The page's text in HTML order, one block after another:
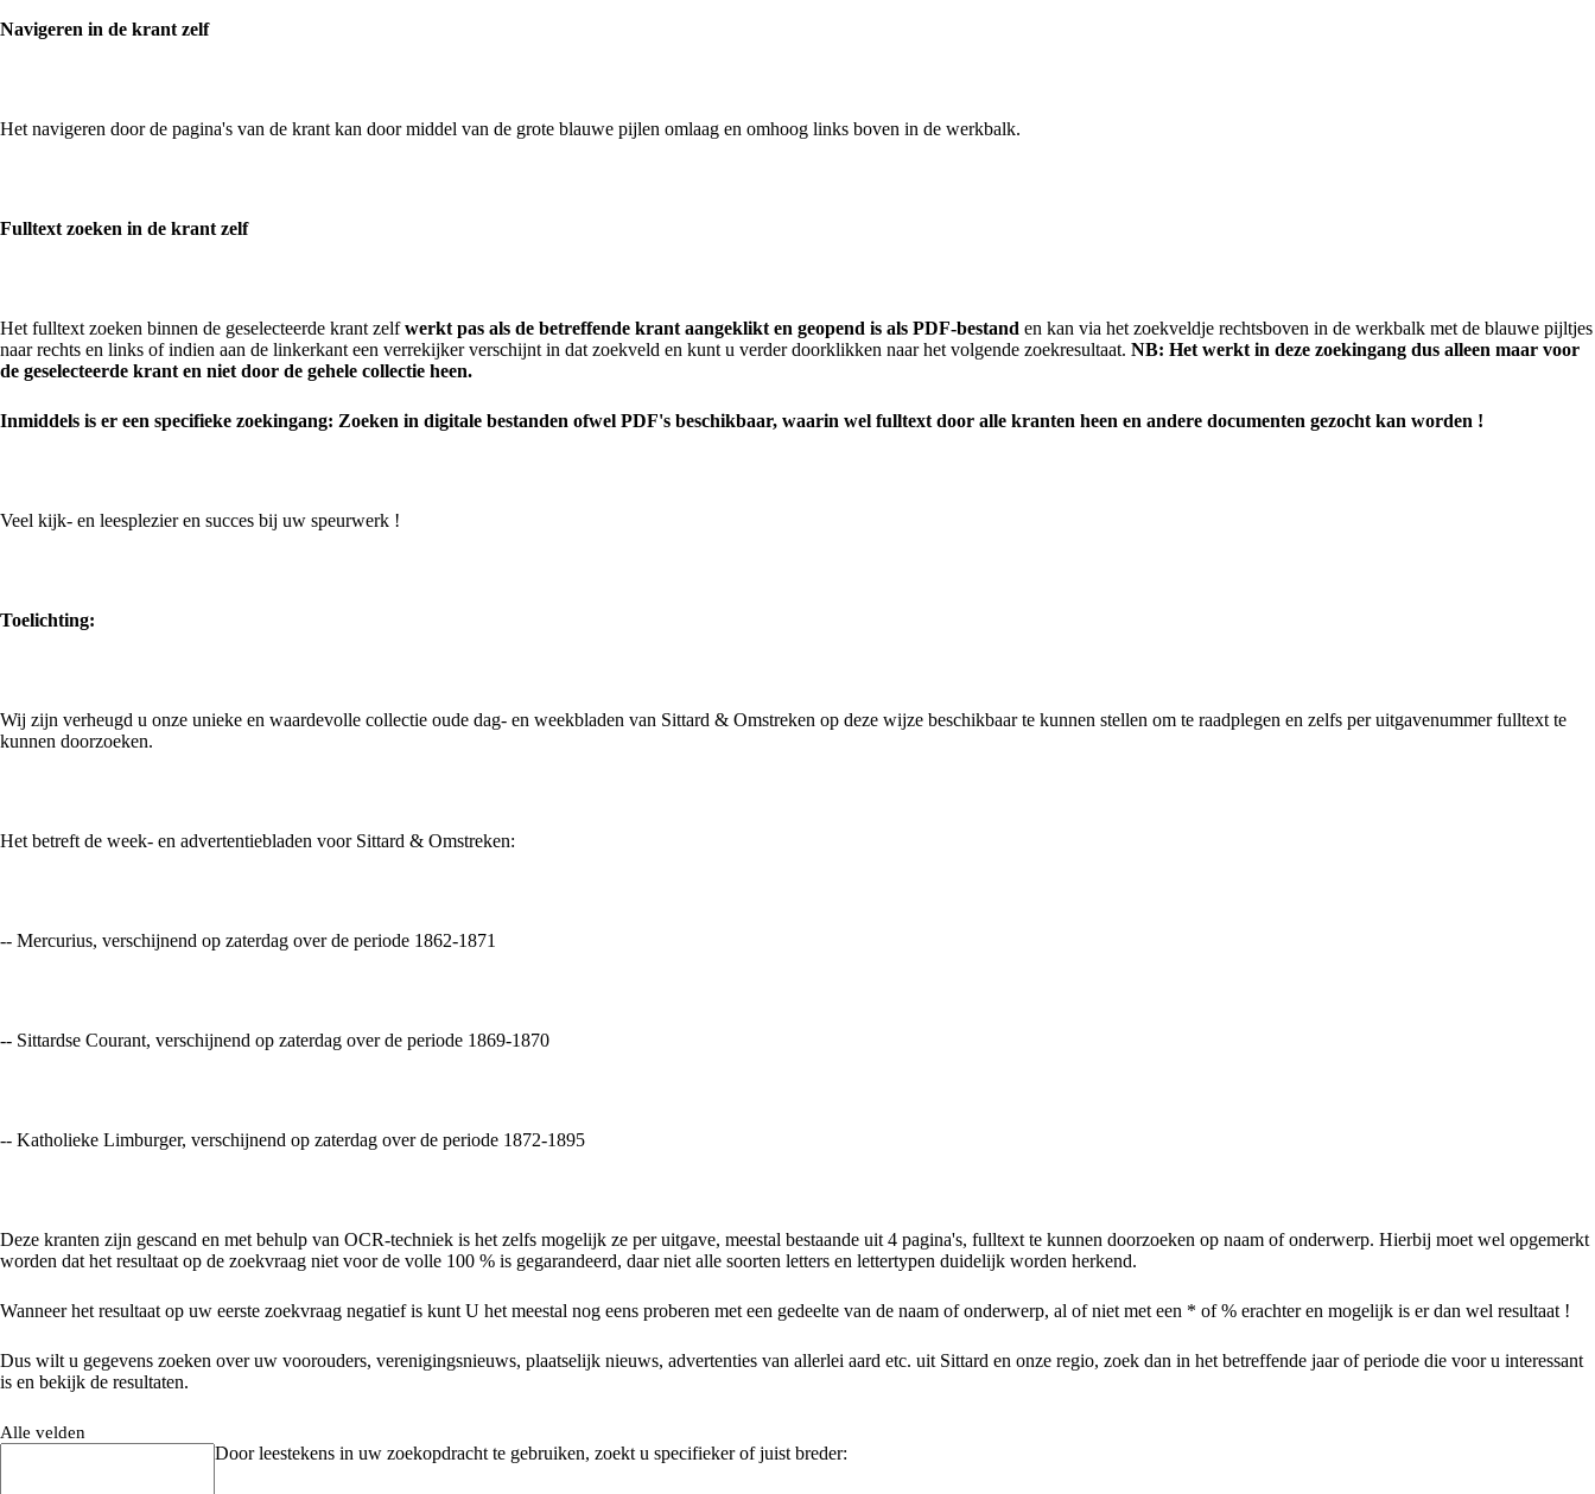
Navigeren in de krant zelf
Het navigeren door de pagina's van de krant kan door middel van de grote blauwe pijlen omlaag en omhoog links boven in de werkbalk.
Fulltext zoeken in de krant zelf
Het fulltext zoeken binnen de geselecteerde krant zelfwerkt pas als de betreffende krant aangeklikt en geopend is als PDF-bestand en kan via het zoekveldje rechtsboven in de werkbalk met de blauwe pijltjes
naar rechts en links of indien aan de linkerkant een verrekijker verschijnt in dat zoekveld en kunt u verder doorklikken naar het volgende zoekresultaat. NB: Het werkt in deze zoekingang dus alleen maar voor
de geselecteerde krant en niet door de gehele collectie heen.
Inmiddels is er een specifieke zoekingang: Zoeken in digitale bestanden ofwel PDF's beschikbaar, waarin wel fulltext door alle kranten heen en andere documenten gezocht kan worden !
Veel kijk- en leesplezier en succes bij uw speurwerk !
Toelichting:
Wij zijn verheugd u onze unieke en waardevolle collectie oude dag- en weekbladen van Sittard & Omstreken op deze wijze beschikbaar te kunnen stellen om te raadplegen en zelfs per uitgavenummer fulltext te
kunnen doorzoeken.
Het betreft de week- en advertentiebladen voor Sittard & Omstreken:
-- Mercurius, verschijnend op zaterdag over de periode 1862-1871
-- Sittardse Courant, verschijnend op zaterdag over de periode 1869-1870
-- Katholieke Limburger, verschijnend op zaterdag over de periode 1872-1895
Deze kranten zijn gescand en met behulp van OCR-techniek is het zelfs mogelijk ze per uitgave, meestal bestaande uit 4 pagina's, fulltext te kunnen doorzoeken op naam of onderwerp. Hierbij moet wel opgemerkt
worden dat het resultaat op de zoekvraag niet voor de volle 100 % is gegarandeerd, daar niet alle soorten letters en lettertypen duidelijk worden herkend.
Wanneer het resultaat op uw eerste zoekvraag negatief is kunt U het meestal nog eens proberen met een gedeelte van de naam of onderwerp, al of niet met een * of % erachter en mogelijk is er dan wel resultaat !
Dus wilt u gegevens zoeken over uw voorouders, verenigingsnieuws, plaatselijk nieuws, advertenties van allerlei aard etc. uit Sittard en onze regio, zoek dan in het betreffende jaar of periode die voor u interessant
is en bekijk de resultaten.
Alle velden
Door leestekens in uw zoekopdracht te gebruiken, zoekt u specifieker of juist breder: